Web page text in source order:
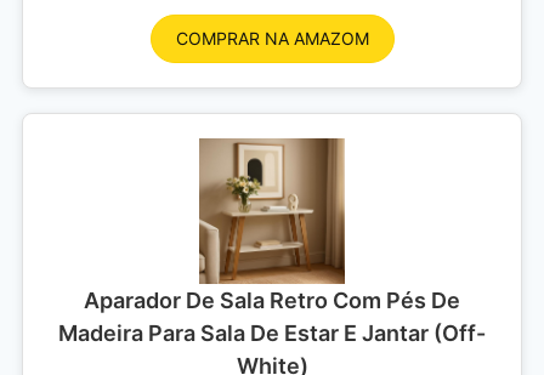
COMPRAR NA AMAZOM
Aparador De Sala Retro Com Pés De
Madeira Para Sala De Estar E Jantar (Off-
White)